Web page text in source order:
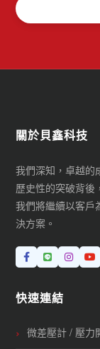
關於貝鑫科技
我們深知，卓越的
歷史性的突破背後
我們將繼續以客戶
決方案。
快速連結
微差壓計 / 壓力